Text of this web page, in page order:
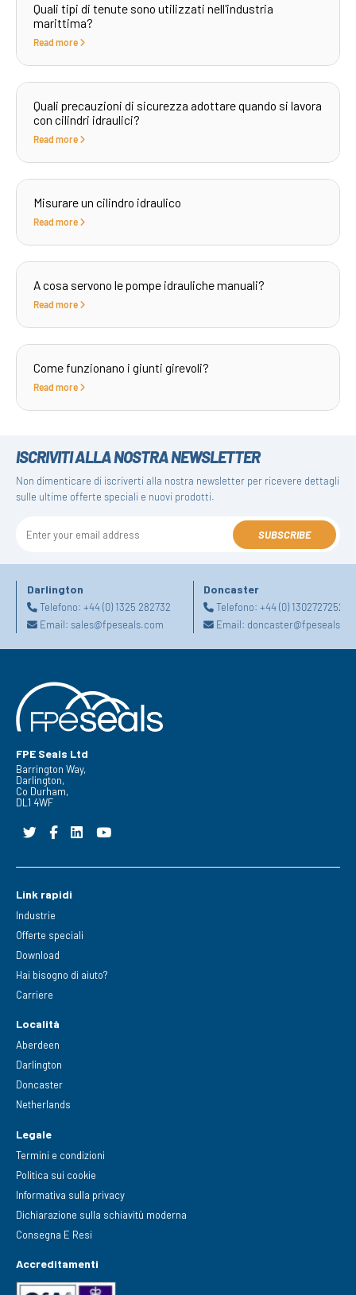
Quali tipi di tenute sono utilizzati nell'industria
marittima?
Read more
Quali precauzioni di sicurezza adottare quando si lavora
con cilindri idraulici?
Read more
Misurare un cilindro idraulico
Read more
A cosa servono le pompe idrauliche manuali?
Read more
Come funzionano i giunti girevoli?
Read more
ISCRIVITI ALLA NOSTRA NEWSLETTER
Non dimenticare di iscriverti alla nostra newsletter per ricevere dettagli
sulle ultime offerte speciali e nuovi prodotti.
SUBSCRIBE
Darlington
Telefono: +44 (0) 1325 282732
Email: sales@fpeseals.com
Doncaster
Telefono:+44 (0) 1302727252
Email:
FPE Seals Ltd
Barrington Way,
Darlington,
Co Durham,
DL1 4WF
Link rapidi
Industrie
Offerte speciali
Download
Hai bisogno di aiuto?
Carriere
Località
Aberdeen
Darlington
Doncaster
Netherlands
Legale
Termini e condizioni
Politica sui cookie
Informativa sulla privacy
Dichiarazione sulla schiavitù moderna
Consegna E Resi
Accreditamenti